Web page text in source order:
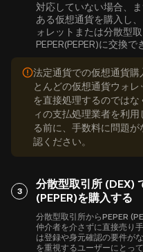
対応していない場合、
ある仮想通貨を購入し
ォレットまたは分散型
PEPER(PEPER)に交換で
法定通貨での仮想通貨購
とんどの仮想通貨ウォレ
を直接処理するのではな
ィの支払処理業者を利
る前に、手数料に問題
認ください。
3
分散型取引所 (DEX)
(PEPER)を購入する
分散型取引所からPEPER
仲介者を介さずに直接売り
は登録や身元確認の要件が
を重視するユーザーにとっ